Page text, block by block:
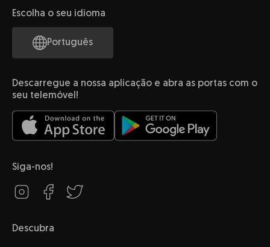
Escolha o seu idioma
Português
Descarregue a nossa aplicação e abra as portas com o
seu telemóvel!
Siga-nos!
Descubra